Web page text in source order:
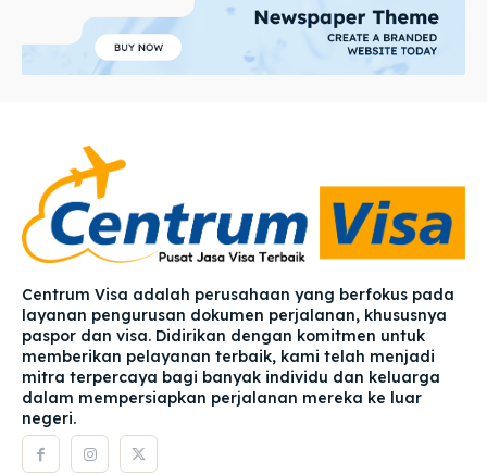
Centrum Visa adalah perusahaan yang berfokus pada
layanan pengurusan dokumen perjalanan, khususnya
paspor dan visa. Didirikan dengan komitmen untuk
memberikan pelayanan terbaik, kami telah menjadi
mitra terpercaya bagi banyak individu dan keluarga
dalam mempersiapkan perjalanan mereka ke luar
negeri.